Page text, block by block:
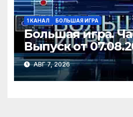
1 КАНАЛ БОЛЬШАЯ ИГРА
Большая игра.
Выпуск от
АВГ 7, 2026